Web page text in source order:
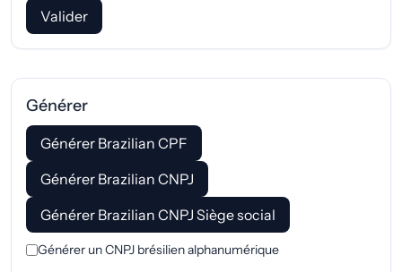
Valider
Générer
Générer Brazilian CPF
Générer Brazilian CNPJ
Générer Brazilian CNPJ Siège social
Générer un CNPJ brésilien alphanumérique